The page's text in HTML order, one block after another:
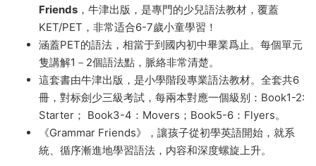
Oxford Grammar Friends牛津語法朋友
Oxford Grammar Friends牛津少兒英語 語法朋友 覆蓋
KET PET 學生用書 教師用書【英文語法原版教材全集】
【高清PDF-86MB】——蓋兆泉老師強烈推薦Grammar
Friends，牛津出版，是專門的少兒語法教材，覆蓋
KET/PET，非常适合6-7歲小童學習！
涵蓋PET的語法，相當于到國内初中畢業爲止。每個單元
隻講解1－2個語法點，脈絡非常清楚。